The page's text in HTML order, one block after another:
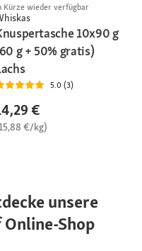
Kürze wieder verfügbar
10x90 g
g + 50% gratis)
5.0 (3)
€
€/kg)
unsere
Shop